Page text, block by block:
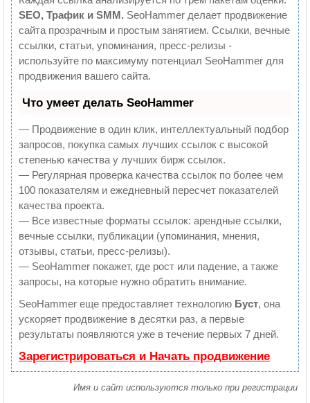
SEO, Трафик и SMM. SeoHammer делает продвижение
сайта прозрачным и простым занятием. Ссылки, вечные
ссылки, статьи, упоминания, пресс-релизы -
используйте по максимуму потенциал SeoHammer для
продвижения вашего сайта.
Что умеет делать SeoHammer
— Продвижение в один клик, интеллектуальный подбор
запросов, покупка самых лучших ссылок с высокой
степенью качества у лучших бирж ссылок.
— Регулярная проверка качества ссылок по более чем
100 показателям и ежедневный пересчет показателей
качества проекта.
— Все известные форматы ссылок: арендные ссылки,
вечные ссылки, публикации (упоминания, мнения,
отзывы, статьи, пресс-релизы).
— SeoHammer покажет, где рост или падение, а также
запросы, на которые нужно обратить внимание.
SeoHammer еще предоставляет технологию Буст, она
ускоряет продвижение в десятки раз, а первые
результаты появляются уже в течение первых 7 дней.
Зарегистрироваться и Начать продвижение
Имя и сайт используются только при регистрации